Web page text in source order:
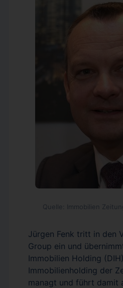
Quelle: Immobilien
Jürgen Fenk tritt in den
Group ein und
Immobilien Holding
Immobilienholding der
managt und führt damit